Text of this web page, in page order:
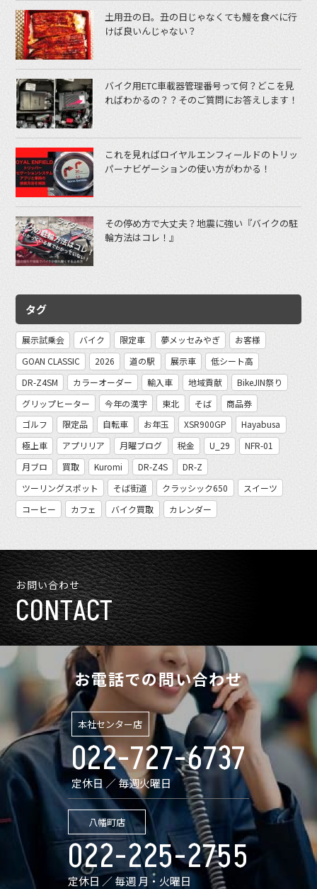
土用丑の日。丑の日じゃなくても鰻を食べに行
けば良いんじゃない？
バイク用ETC車載器管理番号って何？どこを見
ればわかるの？？そのご質問にお答えします！
これを見ればロイヤルエンフィールドのトリッ
パーナビゲーションの使い方がわかる！
その停め方で大丈夫？地震に強い『バイクの駐
輪方法はコレ！』
タグ
展示試乗会 バイク 限定車 夢メッセみやぎ
お客様
GOAN CLASSIC
2026 道の駅 展示車
低シート高
DR-Z4SM
カラーオーダー 輸入車 地域貢献
BikeJIN祭り
グリップヒーター
今年の漢字 東北 そば
商品券
ゴルフ
限定品 自転車 お年玉 XSR900GP
Hayabusa
極上車
アプリリア 月曜ブログ 税金 U_29
NFR-01
月ブロ
買取 Kuromi DR-Z4S
DR-Z
ツーリングスポット
そば街道 クラッシック650
スイーツ
コーヒー
カフェ バイク買取 カレンダー
お問い合わせ
CONTACT
お電話での問い合わせ
本社センター店
022-727-6737
定休日 ／ 毎週火曜日
八幡町店
022-225-2755
定休日 ／ 毎週 月・火曜日